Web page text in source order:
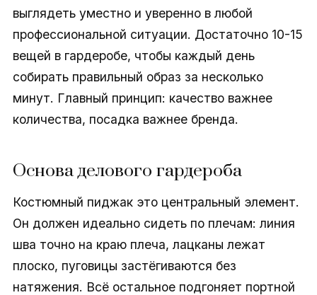
выглядеть уместно и уверенно в любой
профессиональной ситуации. Достаточно 10-15
вещей в гардеробе, чтобы каждый день
собирать правильный образ за несколько
минут. Главный принцип: качество важнее
количества, посадка важнее бренда.
Основа делового гардероба
Костюмный пиджак это центральный элемент.
Он должен идеально сидеть по плечам: линия
шва точно на краю плеча, лацканы лежат
плоско, пуговицы застёгиваются без
натяжения. Всё остальное подгоняет портной